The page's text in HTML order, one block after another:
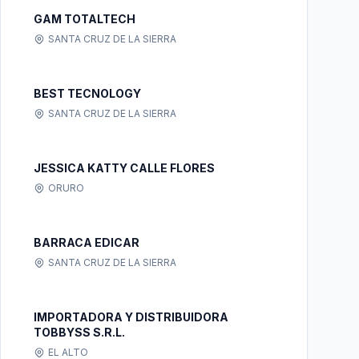
GAM TOTALTECH
SANTA CRUZ DE LA SIERRA
BEST TECNOLOGY
SANTA CRUZ DE LA SIERRA
JESSICA KATTY CALLE FLORES
ORURO
BARRACA EDICAR
SANTA CRUZ DE LA SIERRA
IMPORTADORA Y DISTRIBUIDORA
TOBBYSS S.R.L.
EL ALTO